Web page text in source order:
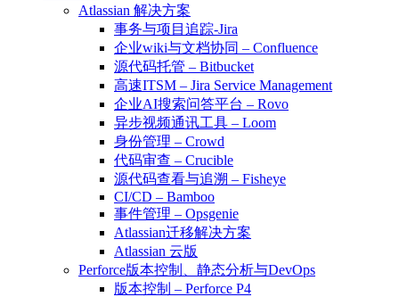
Atlassian 解决方案
事务与项目追踪-Jira
企业wiki与文档协同 – Confluence
源代码托管 – Bitbucket
高速ITSM – Jira Service Management
企业AI搜索问答平台 – Rovo
异步视频通讯工具 – Loom
身份管理 – Crowd
代码审查 – Crucible
源代码查看与追溯 – Fisheye
CI/CD – Bamboo
事件管理 – Opsgenie
Atlassian迁移解决方案
Atlassian 云版
Perforce版本控制、静态分析与DevOps
版本控制 – Perforce P4